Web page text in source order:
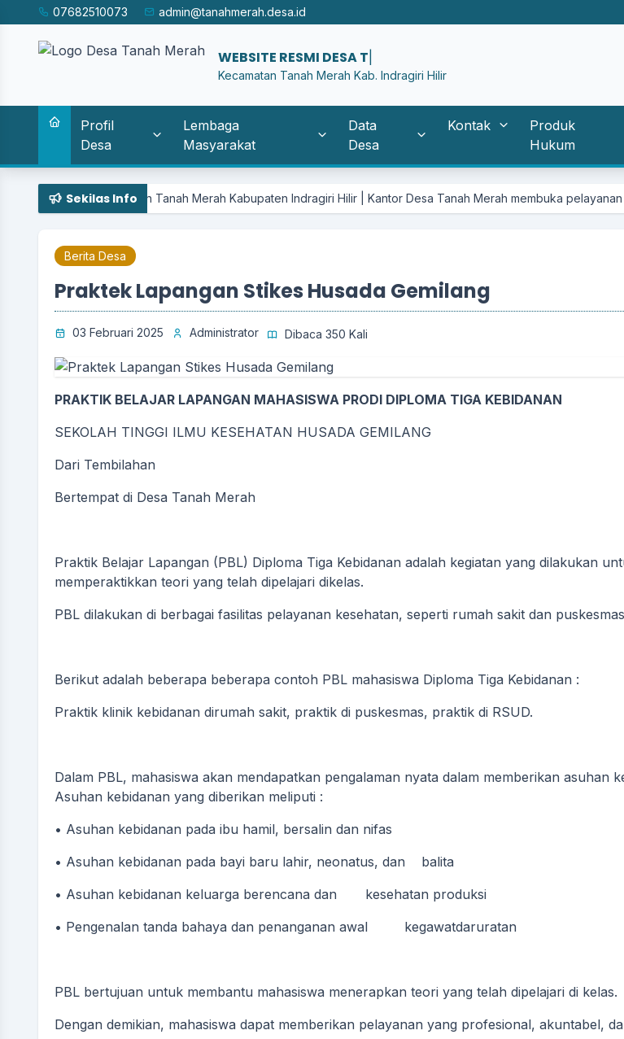
07682510073 admin@tanahmerah.desa.id
WE|
Kecamatan Tanah Merah Kab. Indragiri Hilir
Profil
Desa
Lembaga
Masyarakat
Data
Desa
Kontak
Produk
Hukum
Sekilas Info
Tanah Merah Kabupaten Indragiri Hilir | Kantor Desa Tanah Merah membuka pelayanan publik pada
Berita Desa
Praktek Lapangan Stikes Husada Gemilang
03 Februari 2025 Administrator Dibaca 350 Kali
PRAKTIK BELAJAR LAPANGAN MAHASISWA PRODI DIPLOMA TIGA KEBIDANAN
SEKOLAH TINGGI ILMU KESEHATAN HUSADA GEMILANG
Dari Tembilahan
Bertempat di Desa Tanah Merah
Praktik Belajar Lapangan (PBL) Diploma Tiga Kebidanan adalah kegiatan yang dilakukan
memperaktikkan teori yang telah dipelajari dikelas.
PBL dilakukan di berbagai fasilitas pelayanan kesehatan, seperti rumah sakit dan
Berikut adalah beberapa beberapa contoh PBL mahasiswa Diploma Tiga Kebidanan :
Praktik klinik kebidanan dirumah sakit, praktik di puskesmas, praktik di RSUD.
Dalam PBL, mahasiswa akan mendapatkan pengalaman nyata dalam memberikan asuhan
Asuhan kebidanan yang diberikan meliputi :
• Asuhan kebidanan pada ibu hamil, bersalin dan nifas
• Asuhan kebidanan pada bayi baru lahir, neonatus, dan balita
• Asuhan kebidanan keluarga berencana dan kesehatan produksi
• Pengenalan tanda bahaya dan penanganan awal kegawatdaruratan
PBL bertujuan untuk membantu mahasiswa menerapkan teori yang telah dipelajari di kelas.
Dengan demikian, mahasiswa dapat memberikan pelayanan yang profesional, akuntabel,
Kehadiran
ABDUL RASYID
Kasi Kesejahteraan
Sekretaris Kepala
Belum Rekam
Kaur